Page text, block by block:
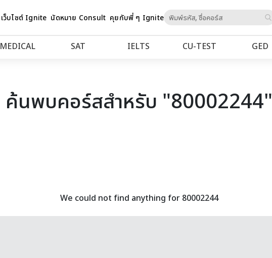
เว็บไซต์ Ignite นัดหมาย Consult คุยกับพี่ ๆ Igniteto
MEDICAL SAT IELTS CU‑TEST GED
ค้นพบคอร์สสำหรับ "80002244"
We could not find anything for 80002244